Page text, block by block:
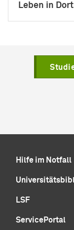
Leben in
Hilfe im Notfall
LSF
ServicePortal